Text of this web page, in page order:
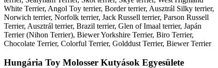
White Terrier, Angol Toy terrier, Border terrier, Ausztrál Silky terrier,
Norwich terrier, Norfolk terrier, Jack Russell terrier, Parson Russell
Terrier, Ausztrál terrier, Brazil terrier, Glen of Imaal terrier, Japán
Terrier (Nihon Terrier), Biewer Yorkshire Terrier, Biro Terrier,
Chocolate Terrier, Colorful Terrier, Golddust Terrier, Biewer Terrier
Hungária Toy Molosser Kutyások Egyesülete